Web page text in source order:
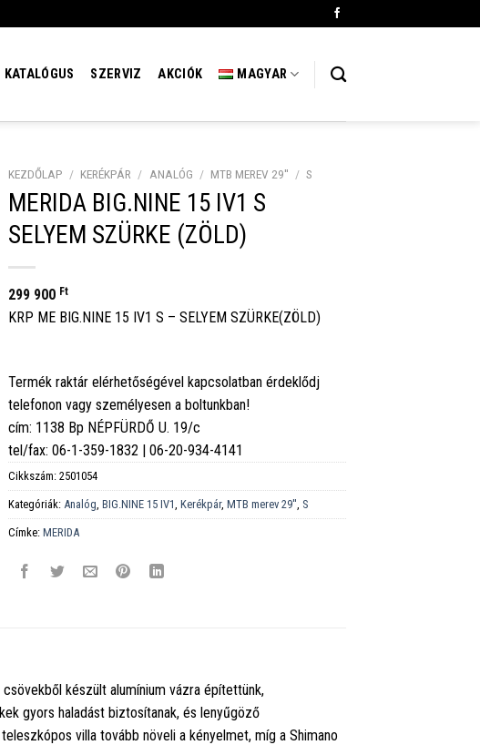
KATALÓGUS SZERVIZ AKCIÓK MAGYAR
KEZDŐLAP / KERÉKPÁR / ANALÓG / MTB MEREV 29'' / S
MERIDA BIG.NINE 15 IV1 S
SELYEM SZÜRKE (ZÖLD)
299 900 Ft
KRP ME BIG.NINE 15 IV1 S – SELYEM SZÜRKE(ZÖLD)
Termék raktár elérhetőségével kapcsolatban érdeklődj
telefonon vagy személyesen a boltunkban!
cím: 1138 Bp NÉPFÜRDŐ U. 19/c
tel/fax: 06-1-359-1832 | 06-20-934-4141
Cikkszám:2501054
Kategóriák: Analóg ,BIG.NINE 15 IV1 ,Kerékpár,MTB merev 29'' S
Címke:MERIDA
készült alumínium vázra építettünk,
gyors haladást biztosítanak, és lenyűgöző
villa tovább növeli a kényelmet, míg a Shimano